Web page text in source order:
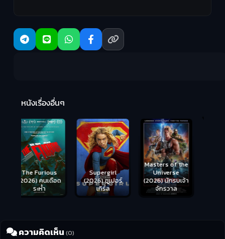
หนังเรื่องอื่นๆ
Supergirl
(2026) ซูเปอร์
เกิร์ล
Masters of the
Universe
(2026) นักรบเจ้า
จักรวาล
ความคิดเห็น (0)